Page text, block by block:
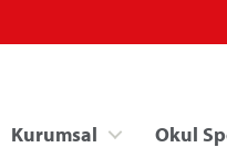
Kurumsal Okul